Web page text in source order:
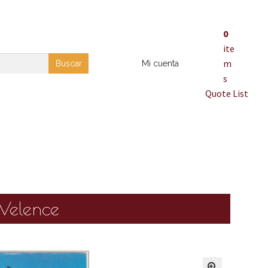
Buscar Mi cuenta
0
ite
m
s
Quote List